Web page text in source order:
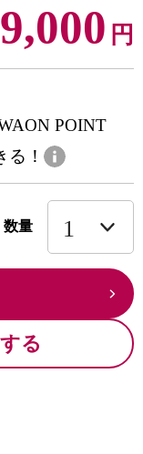
円
POINT
！
数量
る